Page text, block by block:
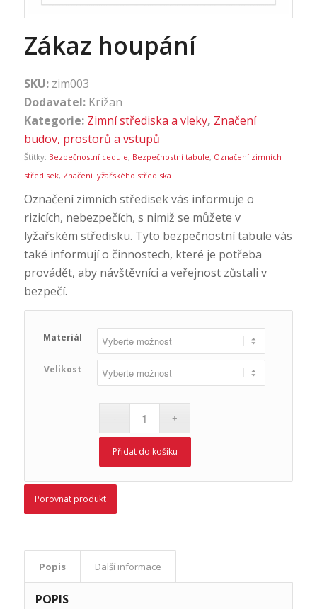
Zákaz houpání
SKU: zim003
Dodavatel: Križan
Kategorie: Zimní střediska a vleky, Značení
budov, prostorů a vstupů
Štítky: Bezpečnostní cedule, Bezpečnostní tabule, Označení zimních
středisek, Značení lyžařského střediska
Označení zimních středisek vás informuje o
rizicích, nebezpečích, s nimiž se můžete v
lyžařském středisku. Tyto bezpečnostní tabule vás
také informují o činnostech, které je potřeba
provádět, aby návštěvníci a veřejnost zůstali v
bezpečí.
Materiál
Velikost
Přidat do košíku
Porovnat produkt
Popis Další informace
POPIS